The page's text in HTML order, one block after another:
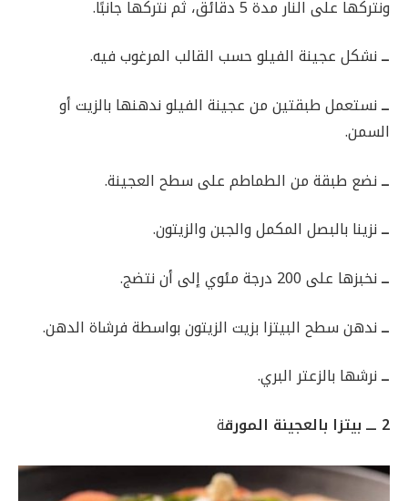
ونتركها على النار مدة 5 دقائق، ثم نتركها جانبًا.
ــنشكل عجينة الفيلو حسب القالب المرغوب فيه.
ــنستعمل طبقتين من عجينة الفيلو ندهنها بالزيت أو
السمن.
ــنضع طبقة من الطماطم على سطح العجينة.
ــنزينا بالبصل المكمل والجبن والزيتون.
ــنخبزها على 200 درجة مئوي إلى أن نتضج.
ــندهن سطح البيتزا بزيت الزيتون بواسطة فرشاة الدهن.
ــنرشها بالزعتر البري.
2 ـــ بيتزا بالعجينة المورق
ة